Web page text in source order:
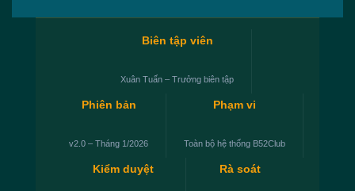
Biên tập viên
Xuân Tuấn – Trưởng biên tập
Phiên bản
v2.0 – Tháng 1/2026
Phạm vi
Toàn bộ hệ thống B52Club
Kiểm duyệt Rà soát